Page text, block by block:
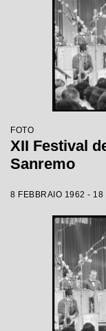
FOTO
XII Festival
Sanremo
8 FEBBRAIO 1962 - 18